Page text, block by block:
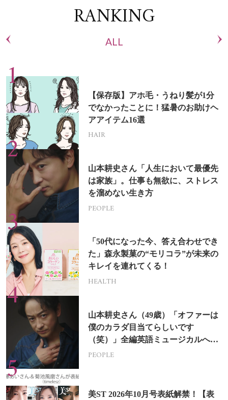
RANKING
ALL
【保存版】アホ毛・うねり髪が1分
でなかったことに！猛暑のお助けヘ
アアイテム16選
HAIR
山本耕史さん「人生において最優先
は家族」。仕事も無欲に、ストレス
を溜めない生き方
PEOPLE
「50代になった今、答え合わせでき
た」森永製菓の“モリコラ”が未来の
キレイを連れてくる！
HEALTH
山本耕史さん（49歳）「オファーは
僕のカラダ目当てらしいです
（笑）」全編英語ミュージカルへの
挑戦
PEOPLE
美ST 2026年10月号表紙解禁！【表